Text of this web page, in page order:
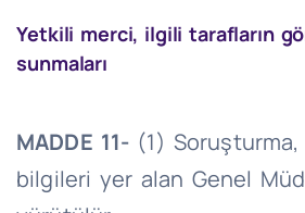
Yetkili merci, ilgili tarafların
sunmaları
MADDE 11- (1)
bilgileri yer alan Genel